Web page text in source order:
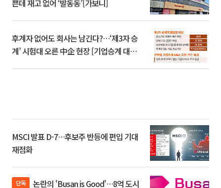
쁜데 재고 없어 ‘발동동’[가보니]
후계자 없어도 회사는 남긴다?…‘제3자 승
계’ 시험대 오른 中企 현장 [기업승계 대전
MSCI 발표 D-7…후보주 반등에 편입 기대
재점화
단독